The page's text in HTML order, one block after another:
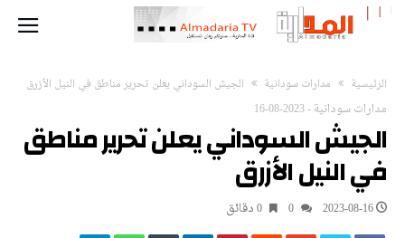
‫الرئيسية‬ مدارات سودانية الجيش السوداني يعلن تحرير مناطق في النيل الأزرق
مدارات سودانية-
2023-08-16
الجيش السوداني يعلن تحرير مناطق
في النيل الأزرق
2023-08-16 0 ‫دقائق‬